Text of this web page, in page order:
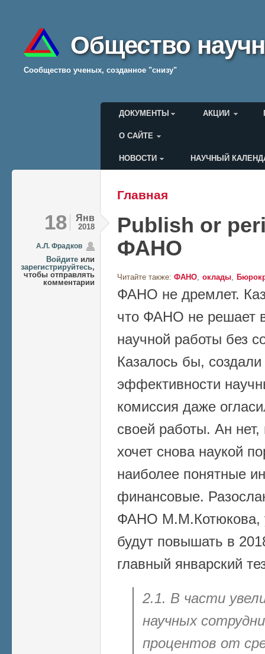
Общество
Cообщество ученых, созданное "снизу"
Главное меню
ДОКУМЕНТЫ АКЦИИ
О САЙТЕ
Меню пользователя
НОВОСТИ НАУЧНЫЙ
Вы здесь
Главная
18 Янв
2018
А.Л. Фрадков
Войдите или
зарегистрируйтесь,
чтобы отправлять
комментарии
Publish or
ФАНО
Читайте также: ФАНО оклады
ФАНО не дремлет.
что ФАНО не решает
научной работы без
Казалось бы,
эффективности
комиссия даже
своей работы. Ан
хочет снова наукой
наиболее понятные
финансовые.
ФАНО М.М.Котюкова,
будут повышать в
главный январский
2.1. В части
научных
процентов от